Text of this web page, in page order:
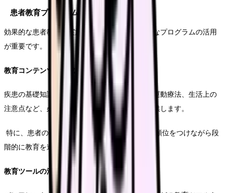
患者教育プログラムの詳細
効果的な患者教育を実施するためには、系統的なプログラムの活用
が重要です。
教育コンテンツの構成
疾患の基礎知識、症状管理、服薬管理、食事・運動療法、生活上の
注意点など、必要な知識を体系的に整理して提供します。
特に、患者の理解度や生活背景に応じて、優先順位をつけながら段
階的に教育を進めていくことが重要です。
教育ツールの活用方法